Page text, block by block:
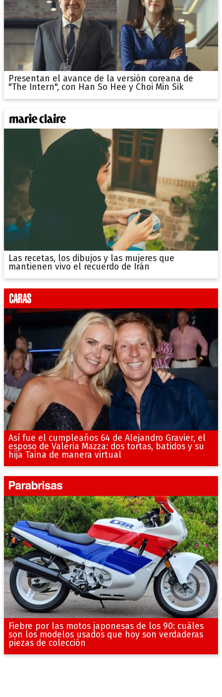
Presentan el avance de la versión coreana de
"The Intern", con Han So Hee y Choi Min Sik
Las recetas, los dibujos y las mujeres que
mantienen vivo el recuerdo de Irán
Así fue el cumpleaños 64 de Alejandro Gravier, el
esposo de Valeria Mazza: dos tortas, batidos y su
hija Taina de manera virtual
Fiebre por las motos japonesas de los 90: cuáles
son los modelos usados que hoy son verdaderas
piezas de colección